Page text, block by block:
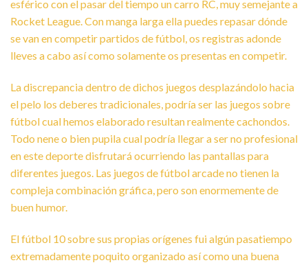
esférico con el pasar del tiempo un carro RC, muy semejante a
Rocket League. Con manga larga ella puedes repasar dónde
se van en competir partidos de fútbol, os registras adonde
lleves a cabo así­ como solamente os presentas en competir.
La discrepancia dentro de dichos juegos desplazándolo hacia
el pelo los deberes tradicionales, podrí­a ser las juegos sobre
fútbol cual hemos elaborado resultan realmente cachondos.
Todo nene o bien pupila cual podrí­a llegar a ser no profesional
en este deporte disfrutará ocurriendo las pantallas para
diferentes juegos. Las juegos de fútbol arcade no tienen la
compleja combinación gráfica, pero son enormemente de
buen humor.
El fútbol 10 sobre sus propias orígenes fui algún pasatiempo
extremadamente poquito organizado así­ como una buena